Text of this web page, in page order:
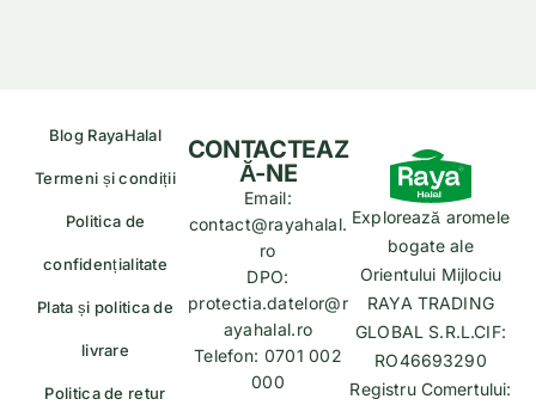
Blog RayaHalal
Termeni și condiții
Politica de
confidențialitate
Plata și politica de
livrare
Politica de retur
Explorează aromele
bogate ale
Orientului Mijlociu
RAYA TRADING
GLOBAL S.R.L.CIF:
RO46693290
Registru Comertului:
CONTACTEAZ
Ă-NE
Email:
contact@rayahalal.
ro
DPO:
protectia.datelor@r
ayahalal.ro
Telefon: 0701 002
000